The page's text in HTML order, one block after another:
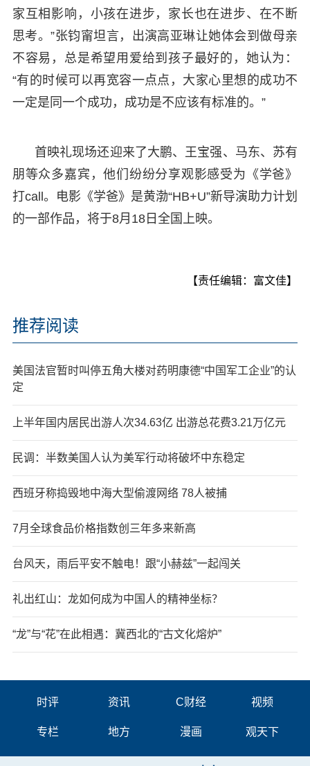
家互相影响，小孩在进步，家长也在进步、在不断
思考。”张钧甯坦言，出演高亚琳让她体会到做母亲
不容易，总是希望用爱给到孩子最好的，她认为：
“有的时候可以再宽容一点点，大家心里想的成功不
一定是同一个成功，成功是不应该有标准的。”
首映礼现场还迎来了大鹏、王宝强、马东、苏有
朋等众多嘉宾，他们纷纷分享观影感受为《学爸》
打call。电影《学爸》是黄渤“HB+U”新导演助力计划
的一部作品，将于8月18日全国上映。
【责任编辑：富文佳】
推荐阅读
美国法官暂时叫停五角大楼对药明康德“中国军工企业”的认
定
上半年国内居民出游人次34.63亿 出游总花费3.21万亿元
民调：半数美国人认为美军行动将破坏中东稳定
西班牙称捣毁地中海大型偷渡网络 78人被捕
7月全球食品价格指数创三年多来新高
台风天，雨后平安不触电！跟“小赫兹”一起闯关
礼出红山：龙如何成为中国人的精神坐标？
“龙”与“花”在此相遇：冀西北的“古文化熔炉”
时评 资讯 C财经 视频
专栏 地方 漫画 观天下